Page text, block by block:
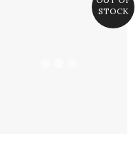
STOCK